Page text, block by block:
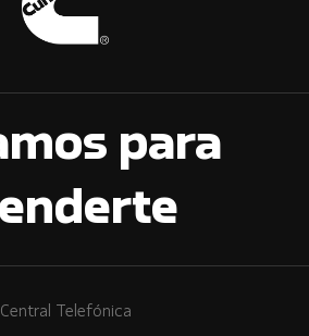
para
Central Telefónica